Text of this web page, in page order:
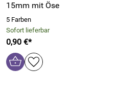
15mm mit Öse
5 Farben
Sofort lieferbar
0,90 €*